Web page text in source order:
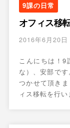
9課の日常
オフィス移
2016年6月20日
こんにちは！9
な）、安部で
つかせて頂き
ィス移転を行